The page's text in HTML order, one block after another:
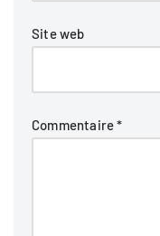
Site web
Commentaire*